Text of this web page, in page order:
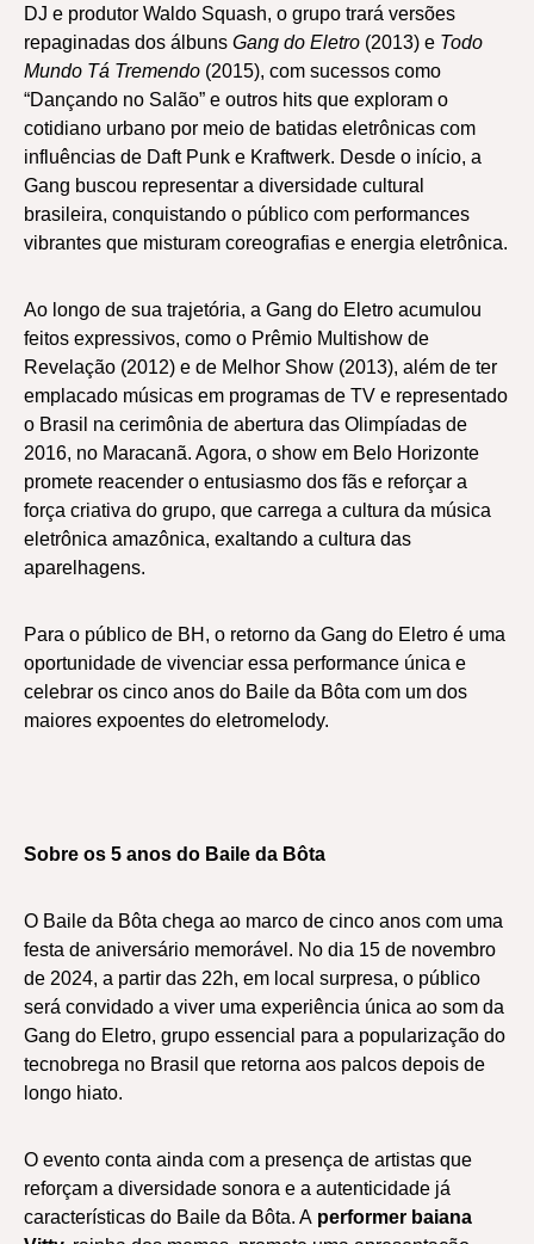
DJ e produtor Waldo Squash, o grupo trará versões
repaginadas dos álbuns Gang do Eletro (2013) e Todo
Mundo Tá Tremendo (2015), com sucessos como
“Dançando no Salão” e outros hits que exploram o
cotidiano urbano por meio de batidas eletrônicas com
influências de Daft Punk e Kraftwerk. Desde o início, a
Gang buscou representar a diversidade cultural
brasileira, conquistando o público com performances
vibrantes que misturam coreografias e energia eletrônica.
Ao longo de sua trajetória, a Gang do Eletro acumulou
feitos expressivos, como o Prêmio Multishow de
Revelação (2012) e de Melhor Show (2013), além de ter
emplacado músicas em programas de TV e representado
o Brasil na cerimônia de abertura das Olimpíadas de
2016, no Maracanã. Agora, o show em Belo Horizonte
promete reacender o entusiasmo dos fãs e reforçar a
força criativa do grupo, que carrega a cultura da música
eletrônica amazônica, exaltando a cultura das
aparelhagens.
Para o público de BH, o retorno da Gang do Eletro é uma
oportunidade de vivenciar essa performance única e
celebrar os cinco anos do Baile da Bôta com um dos
maiores expoentes do eletromelody.
Sobre os 5 anos do Baile da Bôta
O Baile da Bôta chega ao marco de cinco anos com uma
festa de aniversário memorável. No dia 15 de novembro
de 2024, a partir das 22h, em local surpresa, o público
será convidado a viver uma experiência única ao som da
Gang do Eletro, grupo essencial para a popularização do
tecnobrega no Brasil que retorna aos palcos depois de
longo hiato.
O evento conta ainda com a presença de artistas que
reforçam a diversidade sonora e a autenticidade já
características do Baile da Bôta. A performer baiana